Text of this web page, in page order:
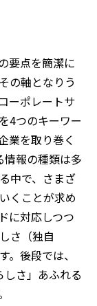
要点を簡潔に
の軸となりう
ーポレートサ
4つのキーワー
業を取り巻く
情報の種類は多
中で、さまざ
くことが求め
に対応しつつ
さ（独自
後段では、
さ」あふれる